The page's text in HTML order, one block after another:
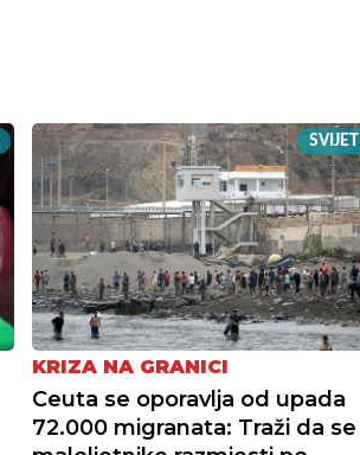
SVIJET
KRIZA NA GRANICI
Ceuta se oporavlja od upada
72.000 migranata: Traži da se